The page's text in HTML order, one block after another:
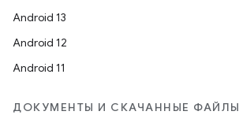
Android 13
Android 12
Android 11
ДОКУМЕНТЫ И СКАЧАННЫЕ ФАЙЛЫ